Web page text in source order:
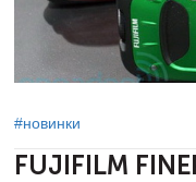
#новинки
FUJIFILM